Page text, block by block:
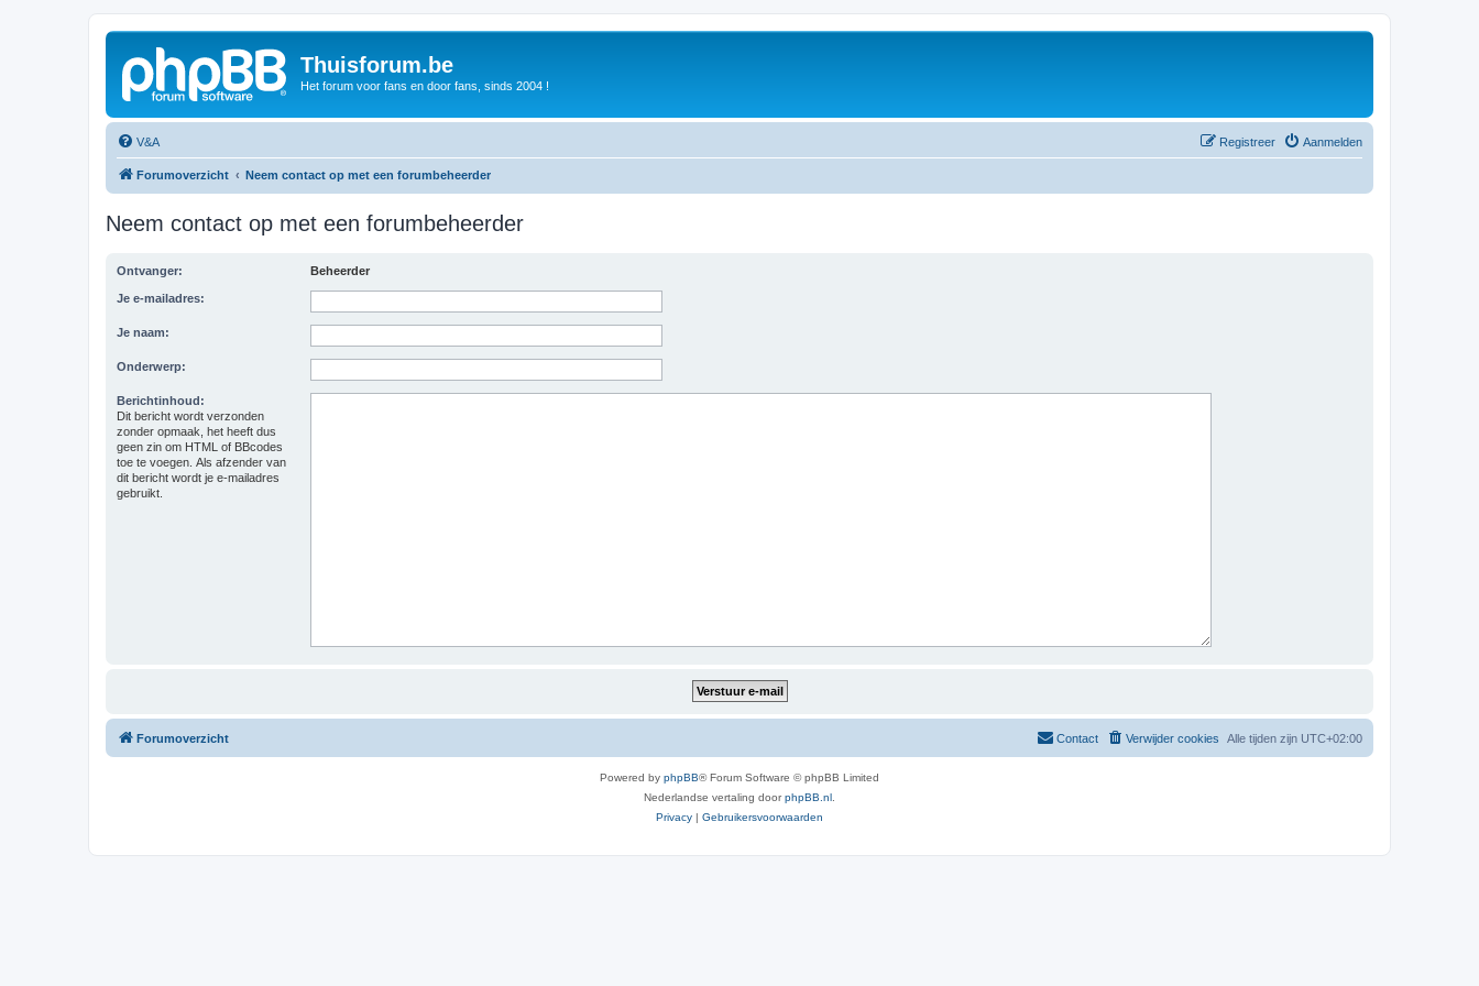
Thuisforum.be
Het forum voor fans en door fans, sinds 2004 !
V&A Aanmelden
Registreer
Forumoverzicht Neem contact op met een forumbeheerder
Neem contact op met een forumbeheerder
Ontvanger: Beheerder
Je e-mailadres:
Je naam:
Onderwerp:
Berichtinhoud:
Dit bericht wordt verzonden
zonder opmaak, het heeft dus
geen zin om HTML of BBcodes
toe te voegen. Als afzender van
dit bericht wordt je e-mailadres
gebruikt.
Forumoverzicht Alle tijden zijn UTC+02:00
Verwijder cookies
Contact
Powered by phpBB® Forum Software © phpBB Limited
Nederlandse vertaling doorphpBB.nl
Privacy | Gebruikersvoorwaarden